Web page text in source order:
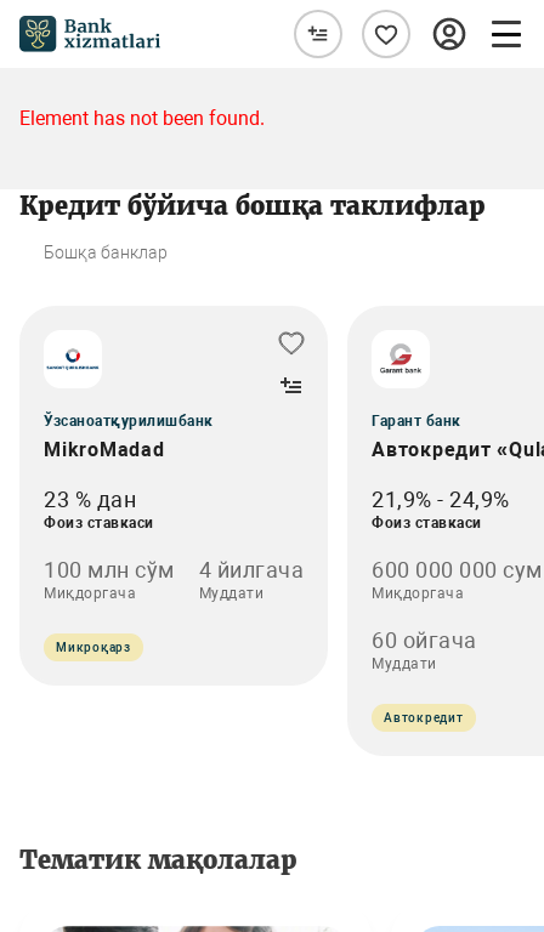
Element has not been found.
Кредит бўйича бошқа таклифлар
Бошқа банклар
Ўзсаноатқурилишбанк
MikroMadad
23 % дан
Фоиз ставкаси
100 млн сўм
Миқдоргача
4 йилгача
Муддати
Микроқарз
Гарант банк
Автокредит
21,9% - 24,9%
Фоиз ставкаси
600 000 000 сум
Миқдоргача
60 ойгача
Муддати
Автокредит
Тематик мақолалар